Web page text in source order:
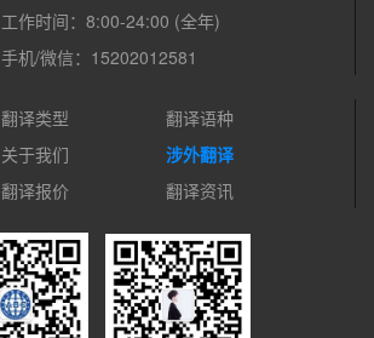
工作时间：8:00-24:00 (全年)
手机/微信：15202012581
翻译类型
翻译语种
关于我们
涉外翻译
翻译报价
翻译资讯